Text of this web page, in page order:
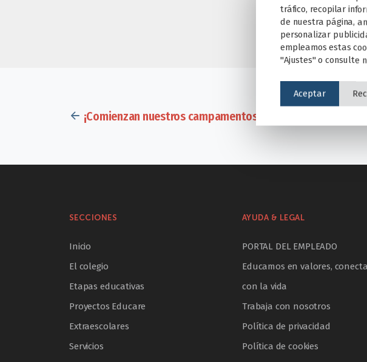
¡Comienzan nuestros campamentos de verano!
SECCIONES
Inicio
El colegio
Etapas educativas
Proyectos Educare
Extraescolares
Servicios
AYUDA & LEGAL
PORTAL DEL EMPLEADO
Educamos en valores,
con la vida
Trabaja con nosotros
Política de privacidad
Política de cookies
tráfico, recopilar
de nuestra página,
personalizar
empleamos estas
"Ajustes" o consulte
Aceptar